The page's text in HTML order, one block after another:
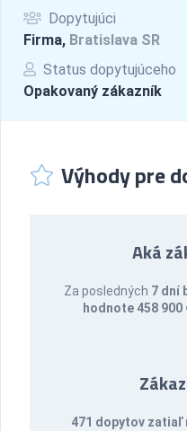
Dopytujúci
Firma, Bratislava SR
Status dopytujúceho
Opakovaný zákazník
Výhody pre
Aká
Za posledných 7 dní
hodnote 458 900
471 dopytov zatiaľ